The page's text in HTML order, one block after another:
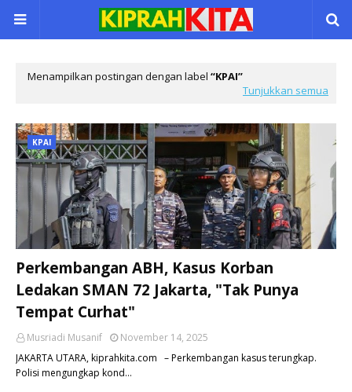
Menampilkan postingan dengan label
KPAI
Tunjukkan semua
KPAI
Perkembangan ABH, Kasus Korban
Ledakan SMAN 72 Jakarta, "Tak Punya
Tempat Curhat"
Musriadi Musanif
November 14, 2025
JAKARTA UTARA, kiprahkita.com – Perkembangan kasus terungkap.
Polisi mengungkap kond…